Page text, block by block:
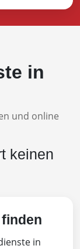
in
und online
keinen
in